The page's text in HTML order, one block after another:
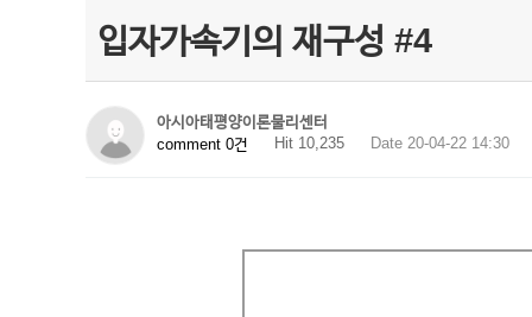
입자가속기의 재구성 #4
아시아태평양이론물리센터
comment 0건
Hit 10,235 Date 20-04-22 14:30